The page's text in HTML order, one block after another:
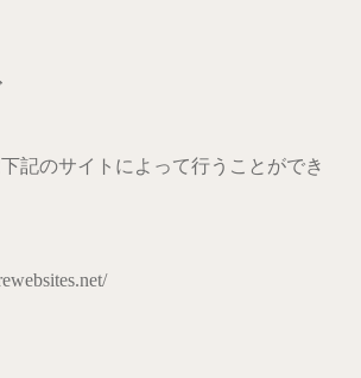
記のサイトによって行うことができ